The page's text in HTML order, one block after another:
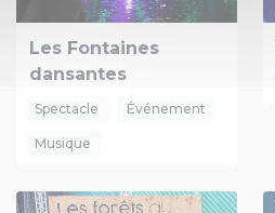
Les Fontaines
dansantes
Spectacle Événement
Musique